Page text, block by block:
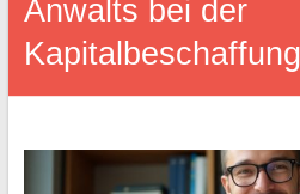
Anwalts bei der
Kapitalbeschaffung